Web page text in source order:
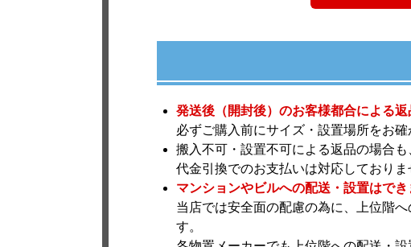
発送後（開封後）のお客様都合による返
必ずご購入前にサイズ・設置場所をお確
搬入不可・設置不可による返品の場合
代金引換でのお支払いは対応しておりま
マンションやビルへの配送・設置はでき
当店では安全面の配慮の為に、上位階
す。